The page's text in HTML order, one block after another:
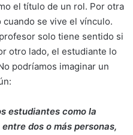
el título de un rol. Por otra
se vive el vínculo.
solo tiene sentido si
otro lado, el estudiante lo
podríamos imaginar un
estudiantes como la
dos o más personas,